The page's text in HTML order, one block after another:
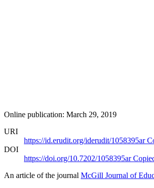
Online publication: March 29, 2019
URI
https://id.erudit.org/iderudit/1058395ar
DOI
https://doi.org/10.7202/1058395ar
An article of the journal McGill Journal of